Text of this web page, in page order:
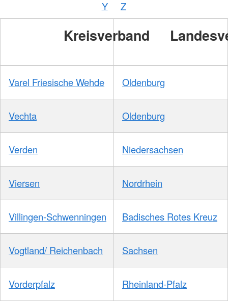
Y
Z
Kreisverband
Varel Friesische Wehde Oldenburg
Vechta Oldenburg
Verden Niedersachsen
Viersen Nordrhein
Villingen-Schwenningen Badisches Rotes Kreuz
Vogtland/ Reichenbach Sachsen
Vorderpfalz Rheinland-Pfalz